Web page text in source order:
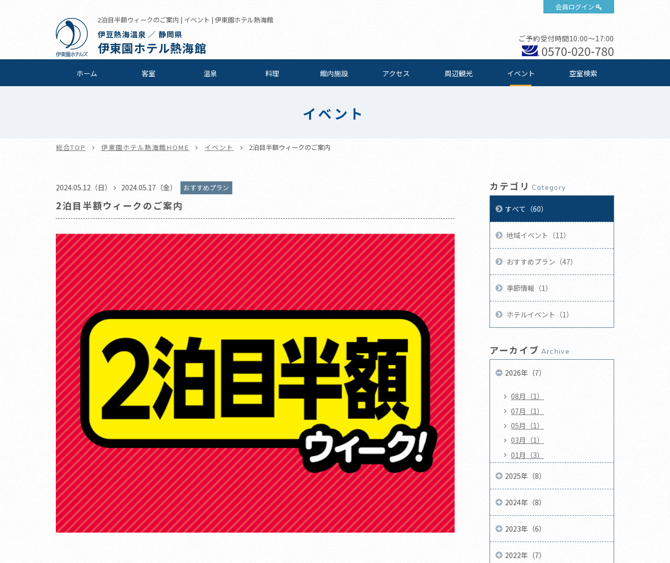
会員ログイン
2泊目半額ウィークのご案内 | イベント | 伊東園ホテル熱海館
伊豆熱海温泉 ／ 静岡県
伊東園ホテル熱海館
ご予約受付時間10:00～17:00
0570-020-780
ホーム 客室 温泉 料理 館内施設 アクセス 周辺観光 イベント 空室検索
イベント
総合TOP 伊東園ホテル熱海館HOME イベント 2泊目半額ウィークのご案内
2024.05.12（日） 2024.05.17（金） おすすめプラン
2泊目半額ウィークのご案内
カテゴリ Category
すべて（60）
地域イベント（11）
おすすめプラン（47）
季節情報（1）
ホテルイベント（1）
アーカイブ Archive
2026年（7）
08月（1）
07月（1）
05月（1）
03月（1）
01月（3）
2025年（8）
2024年（8）
2023年（6）
2022年（7）